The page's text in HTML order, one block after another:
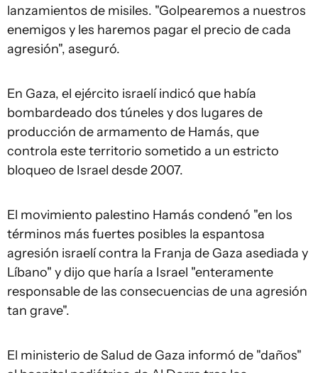
lanzamientos de misiles. "Golpearemos a nuestros
enemigos y les haremos pagar el precio de cada
agresión", aseguró.
En Gaza, el ejército israelí indicó que había
bombardeado dos túneles y dos lugares de
producción de armamento de Hamás, que
controla este territorio sometido a un estricto
bloqueo de Israel desde 2007.
El movimiento palestino Hamás condenó "en los
términos más fuertes posibles la espantosa
agresión israelí contra la Franja de Gaza asediada y
Líbano" y dijo que haría a Israel "enteramente
responsable de las consecuencias de una agresión
tan grave".
El ministerio de Salud de Gaza informó de "daños"